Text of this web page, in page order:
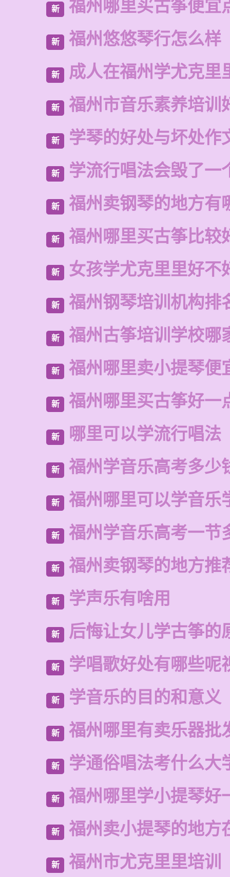
新 福州哪里买古筝便宜
新 福州悠悠琴行怎么样
新 成人在福州学尤克里
新 福州市音乐素养培训
新 学琴的好处与坏处作
新 学流行唱法会毁了一
新 福州卖钢琴的地方有
新 福州哪里买古筝比较
新 女孩学尤克里里好不
新 福州钢琴培训机构排
新 福州古筝培训学校哪
新 福州哪里卖小提琴便
新 福州哪里买古筝好一
新 哪里可以学流行唱法
新 福州学音乐高考多少
新 福州哪里可以学音乐
新 福州学音乐高考一节
新 福州卖钢琴的地方推
新 学声乐有啥用
新 后悔让女儿学古筝的
新 学唱歌好处有哪些呢
新 学音乐的目的和意义
新 福州哪里有卖乐器批
新 学通俗唱法考什么大
新 福州哪里学小提琴好
新 福州卖小提琴的地方
新 福州市尤克里里培训